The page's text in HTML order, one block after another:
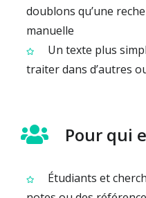
doublons qu’une
manuelle
Un texte plus
traiter dans d’autres
Pour qui
Étudiants et